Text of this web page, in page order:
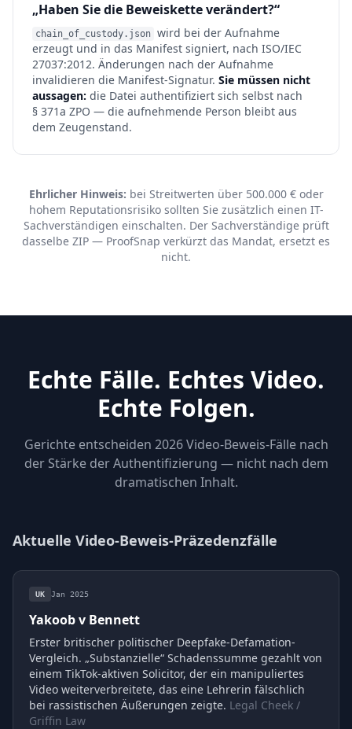
„Haben Sie die Beweiskette verändert?“
chain_of_custody.json wird bei der Aufnahme
erzeugt und in das Manifest signiert, nach ISO/IEC
27037:2012. Änderungen nach der Aufnahme
invalidieren die Manifest-Signatur. Sie müssen nicht
aussagen: die Datei authentifiziert sich selbst nach
§ 371a ZPO — die aufnehmende Person bleibt aus
dem Zeugenstand.
Ehrlicher Hinweis: bei Streitwerten über 500.000 € oder
hohem Reputationsrisiko sollten Sie zusätzlich einen IT-
Sachverständigen einschalten. Der Sachverständige prüft
dasselbe ZIP — ProofSnap verkürzt das Mandat, ersetzt es
nicht.
Echte Fälle. Echtes Video.
Echte Folgen.
Gerichte entscheiden 2026 Video-Beweis-Fälle nach
der Stärke der Authentifizierung — nicht nach dem
dramatischen Inhalt.
Aktuelle Video-Beweis-Präzedenzfälle
UK Jan 2025
Yakoob v Bennett
Erster britischer politischer Deepfake-Defamation-
Vergleich. „Substanzielle“ Schadenssumme gezahlt von
einem TikTok-aktiven Solicitor, der ein manipuliertes
Video weiterverbreitete, das eine Lehrerin fälschlich
bei rassistischen Äußerungen zeigte. Legal Cheek /
Griffin Law